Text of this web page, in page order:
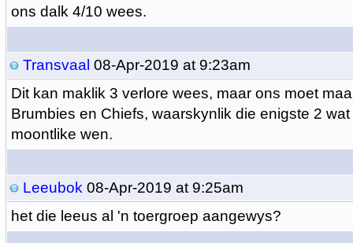
ons dalk 4/10 wees.
Transvaal 08-Apr-2019 at 9:23am
Dit kan maklik 3 verlore wees, maar ons moet
Brumbies en Chiefs, waarskynlik die enigste 2
moontlike wen.
Leeubok 08-Apr-2019 at 9:25am
het die leeus al 'n toergroep aangewys?